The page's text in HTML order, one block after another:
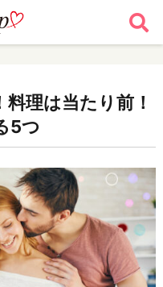
理は当たり前！
5つ